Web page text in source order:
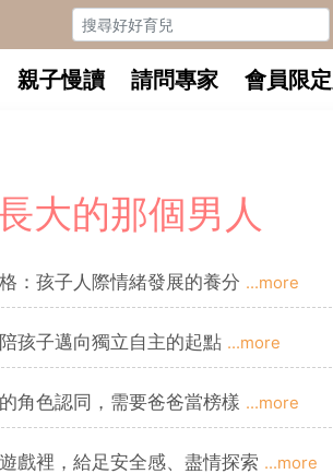
親子慢讀 請問專家 會員限
大的那個男人
：孩子人際情緒發展的養分 ...more
孩子邁向獨立自主的起點 ...more
角色認同，需要爸爸當榜樣 ...more
戲裡，給足安全感、盡情探索 ...more